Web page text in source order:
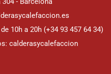
10h a 20h (+34 93 457 64 34)
calderasycalefaccion